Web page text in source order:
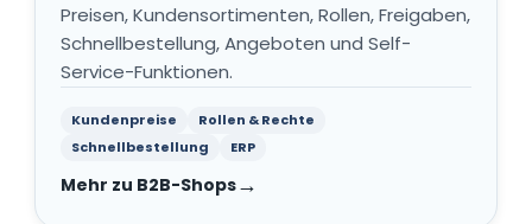
Preisen, Kundensortimenten, Rollen, Freigaben,
Schnellbestellung, Angeboten und Self-
Service-Funktionen.
Kundenpreise
Rollen & Rechte
Schnellbestellung
ERP
Mehr zu B2B-Shops